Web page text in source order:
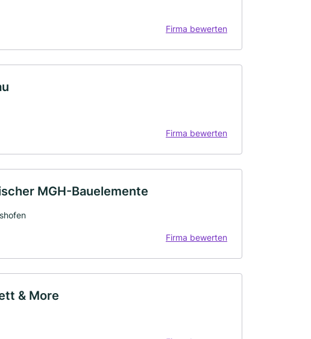
Firma bewerten
Firma bewerten
MGH-Bauelemente
Firma bewerten
& More